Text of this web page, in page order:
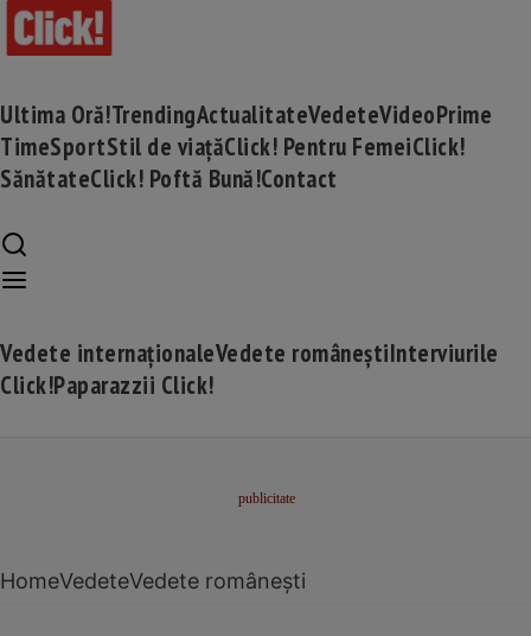
Ultima Oră!TrendingActualitateVedeteVideoPrime
TimeSportStil de viațăClick! Pentru FemeiClick!
SănătateClick! Poftă Bună!Contact
Vedete internaționaleVedete româneștiInterviurile
Click!Paparazzii Click!
HomeVedeteVedete românești